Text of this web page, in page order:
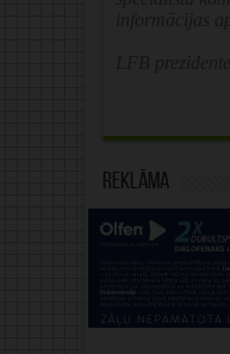
Reklāma